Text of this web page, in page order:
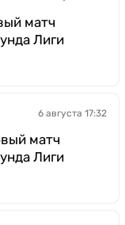
матч
Лиги
6 августа 17:32
матч
Лиги